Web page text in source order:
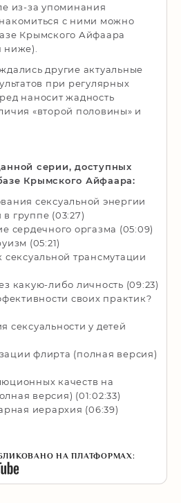
из-за упоминания
с ними можно
Крымского Айфаара
ниже).
другие актуальные
при регулярных
наносит жадность
«второй половины» и
серии, доступных
Крымского Айфаара:
сексуальной энергии
группе (03:27)
сердечного оргазма (05:09)
(05:21)
трансмутации
какую-либо личность (09:23)
своих практик?
сексуальности у детей
флирта (полная версия)
качеств на
версия) (01:02:33)
иерархия (06:39)
НА ПЛАТФОРМАХ: